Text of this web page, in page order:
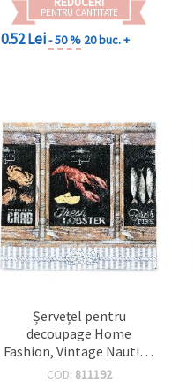
PENTRU CANTITATE
0.52 Lei- 50 % 20 buc. +
Șervețel pentru
decoupage Home
Fashion, Vintage Nautic –
3 straturi, 33x33 cm,
COD: 811192